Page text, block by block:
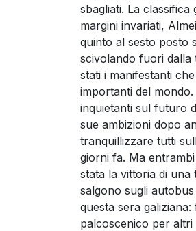
sbagliati. La
margini invariati,
quinto al sesto posto
scivolando fuori dalla
stati i manifestanti
importanti del
inquietanti sul futuro
sue ambizioni dopo
tranquillizzare tutti
giorni fa. Ma
stata la vittoria di una
salgono sugli
questa sera
palcoscenico per